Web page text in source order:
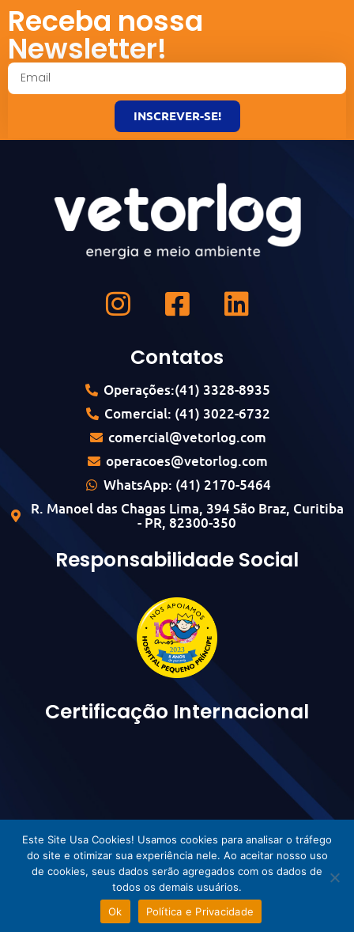
Receba nossa
Newsletter!
INSCREVER-SE!
Contatos
Operações:(41) 3328-8935
Comercial: (41) 3022-6732
comercial@vetorlog.com
operacoes@vetorlog.com
WhatsApp: (41) 2170-5464
R. Manoel das Chagas Lima, 394 São Braz, Curitiba
- PR, 82300-350
Responsabilidade Social
Certificação Internacional
Vetorlog © Todos os direitos reservados - Desenvolvido por Incom
Este Site Usa Cookies! Usamos cookies para analisar o tráfego
do site e otimizar sua experiência nele. Ao aceitar nosso uso
de cookies, seus dados serão agregados com os dados de
todos os demais usuários.
Ok
Política e Privacidade